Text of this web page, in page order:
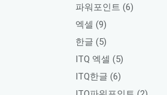
파워포인트 (6)
엑셀 (9)
한글 (5)
ITQ 엑셀 (5)
ITQ한글 (6)